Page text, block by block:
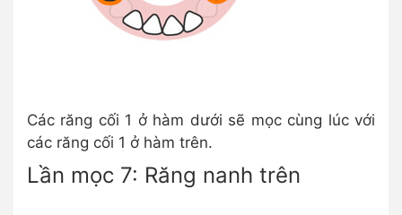
Các răng cối 1 ở hàm dưới sẽ mọc cùng lúc với
các răng cối 1 ở hàm trên.
Lần mọc 7: Răng nanh trên